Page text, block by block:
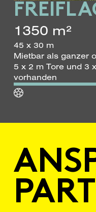
1350 m²
45 x 30 m
Mietbar als ganzer
5 x 2 m Tore und 3
vorhanden